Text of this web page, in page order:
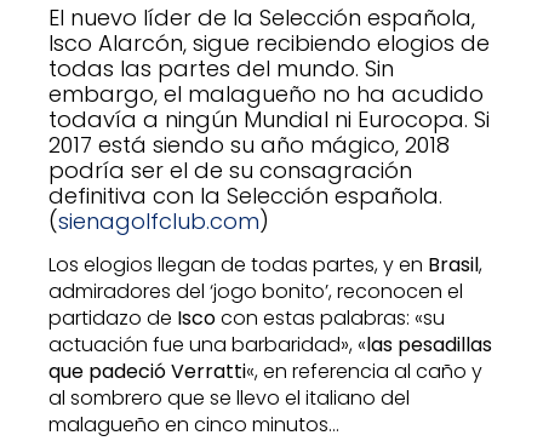
El nuevo líder de la Selección española,
Isco Alarcón, sigue recibiendo elogios de
todas las partes del mundo. Sin
embargo, el malagueño no ha acudido
todavía a ningún Mundial ni Eurocopa. Si
2017 está siendo su año mágico, 2018
podría ser el de su consagración
definitiva con la Selección española.
(sienagolfclub.com)
Los elogios llegan de todas partes, y en Brasil,
admiradores del ‘jogo bonito’, reconocen el
partidazo de Iscocon estas palabras: «su
actuación fue una barbaridad», «las pesadillas
que padeció Verratti«, en referencia al caño y
al sombrero que se llevo el italiano del
malagueño en cinco minutos…